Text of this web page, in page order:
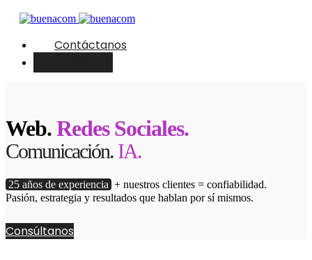
Contáctanos
Web.Redes Sociales.
Comunicación. IA.
25 años de experiencia + nuestros clientes = confiabilidad.
Pasión, estrategia y resultados que hablan por sí mismos.
Consúltanos